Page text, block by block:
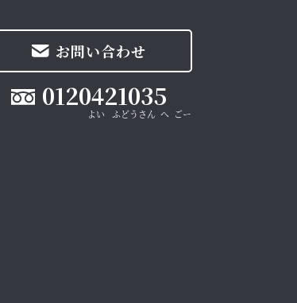
お問い合わせ
0120421035